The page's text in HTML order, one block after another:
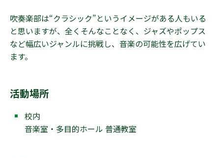
90周年記念事業
寄付金の募集について
吹奏楽部は“クラシック”というイメージがある人もいる
と思いますが、全くそんなことなく、ジャズやポップス
など幅広いジャンルに挑戦し、音楽の可能性を広げてい
ます。
活動場所
校内
音楽室・多目的ホール 普通教室